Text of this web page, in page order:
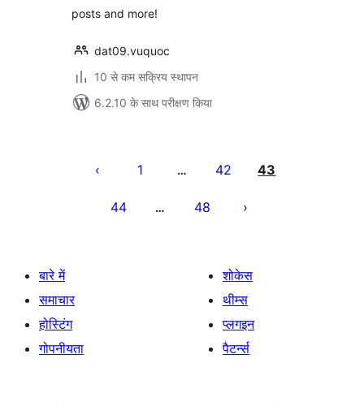
posts and more!
dat09.vuquoc
10 से कम सक्रिय स्थापन
6.2.10 के साथ परीक्षण किया
पेजिनेशन
1 … 42 43
44 … 48
बारे में
समाचार
होस्टिंग
गोपनीयता
शोकेस
थीम्स
प्लगइन
पैटर्न्स